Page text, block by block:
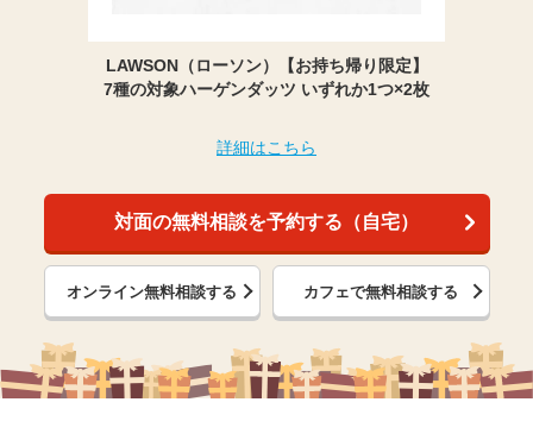
LAWSON（ローソン）【お持ち帰り限定】
7種の対象ハーゲンダッツ いずれか1つ×2枚
詳細はこちら
対面の無料相談を予約する（自宅）
オンライン無料相談する カフェで無料相談する